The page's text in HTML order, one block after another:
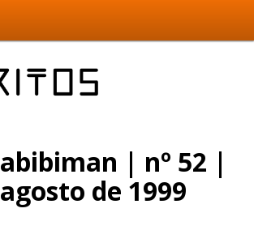
abibiman | nº 52 |
agosto de 1999